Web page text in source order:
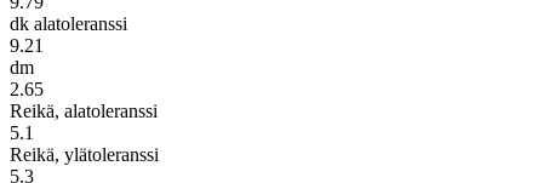
dk alatoleranssi
9.21
dm
2.65
Reikä, alatoleranssi
5.1
Reikä, ylätoleranssi
5.3